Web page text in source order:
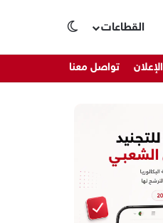
القطاعات
الإعلان تواصل معنا